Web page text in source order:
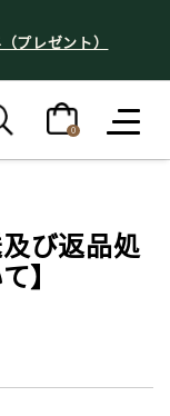
プレゼント）
0
び返品処
】